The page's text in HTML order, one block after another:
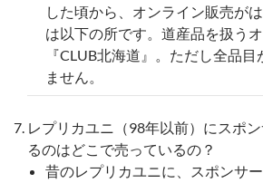
した頃から、オンライン販売が
は以下の所です。道産品を扱う
『CLUB北海道』。ただし全品
ません。
レプリカユニ（98年以前）にスポ
るのはどこで売っているの？
昔のレプリカユニに、スポンサ